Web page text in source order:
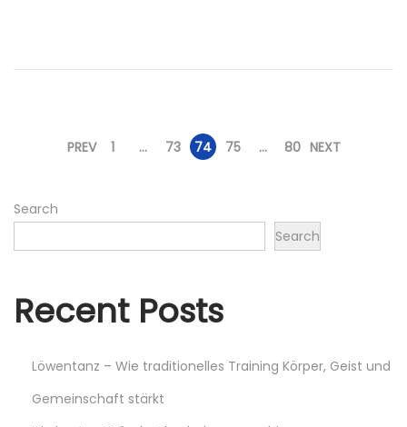
o
s
t
p
PREV 1 … 73 74 75 … 80 NEXT
Search
Search
Recent Posts
Löwentanz – Wie traditionelles Training Körper, Geist und
Gemeinschaft stärkt